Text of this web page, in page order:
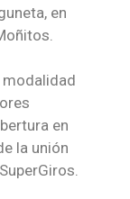
en
modalidad
en
la unión